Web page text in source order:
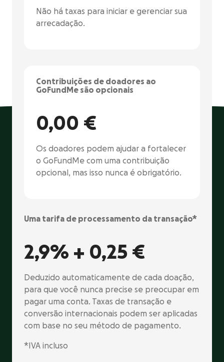
Não há taxas para iniciar e gerenciar sua
arrecadação.
Contribuições de doadores ao
GoFundMe são opcionais
0,00 €
Os doadores podem ajudar a fortalecer
o GoFundMe com uma contribuição
opcional, mas isso nunca é obrigatório.
Uma tarifa de processamento da transação*
2,9% + 0,25 €
Deduzido automaticamente de cada doação,
para que você nunca precise se preocupar em
pagar uma conta. Taxas de transação e
conversão internacionais podem ser aplicadas
com base no seu método de pagamento.
*IVA incluso